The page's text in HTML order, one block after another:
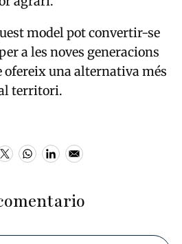
model pot convertir-se
a les noves generacions
ofereix una alternativa més
territori.